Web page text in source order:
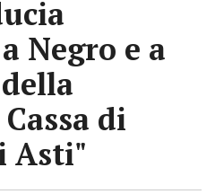
Negro e a
di
Asti"